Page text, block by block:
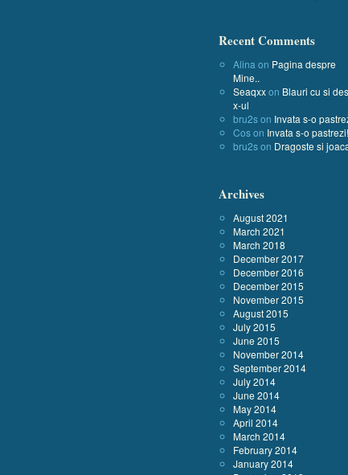
Recent Comments
Alina on Pagina despre
Mine..
Seaqxxon Blauri cu si
x-ul
bru2son Invata s-o
Coson Invata s-o
bru2son Dragoste si
Archives
August 2021
March 2021
March 2018
December 2017
December 2016
December 2015
November 2015
August 2015
July 2015
June 2015
November 2014
September 2014
July 2014
June 2014
May 2014
April 2014
March 2014
February 2014
January 2014